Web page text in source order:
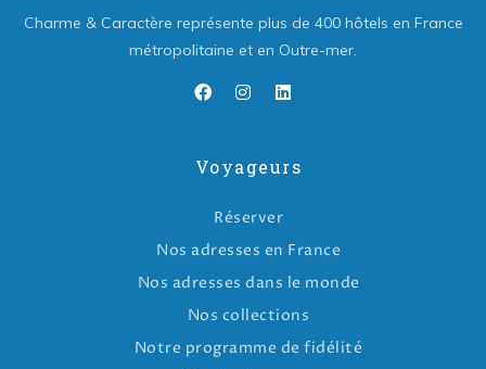
Charme & Caractère représente plus de 400 hôtels en France
métropolitaine et en Outre-mer.
Voyageurs
Réserver
Nos adresses en France
Nos adresses dans le monde
Nos collections
Notre programme de fidélité